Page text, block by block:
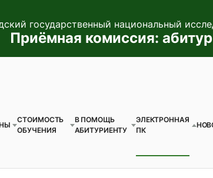
государственный национальный
Приёмная комиссия:
СТОИМОСТЬ
ОБУЧЕНИЯ
В ПОМОЩЬ
АБИТУРИЕНТУ
ЭЛЕКТРОННАЯ
ПК